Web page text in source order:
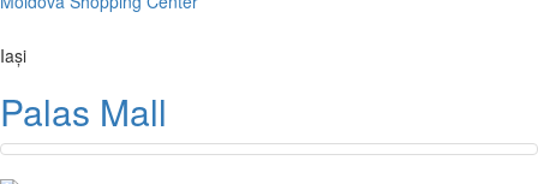
Iași
Palas Mall